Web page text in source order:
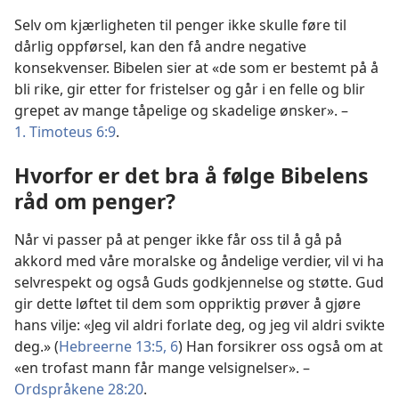
Selv om kjærligheten til penger ikke skulle føre til
dårlig oppførsel, kan den få andre negative
konsekvenser. Bibelen sier at «de som er bestemt på å
bli rike, gir etter for fristelser og går i en felle og blir
grepet av mange tåpelige og skadelige ønsker». –
1. Timoteus 6:9.
Hvorfor er det bra å følge Bibelens
råd om penger?
Når vi passer på at penger ikke får oss til å gå på
akkord med våre moralske og åndelige verdier, vil vi ha
selvrespekt og også Guds godkjennelse og støtte. Gud
gir dette løftet til dem som oppriktig prøver å gjøre
hans vilje: «Jeg vil aldri forlate deg, og jeg vil aldri svikte
deg.» (Hebreerne 13:5, 6) Han forsikrer oss også om at
«en trofast mann får mange velsignelser». –
Ordspråkene 28:20.